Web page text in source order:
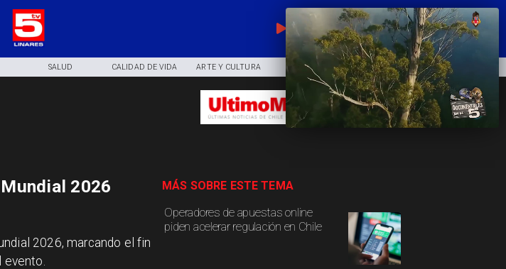
EN VIVO
SALUD CALIDAD DE VIDA ARTE Y CULTURA COMUNIDAD DEPORTES
Operadores de apuestas online
piden acelerar regulación en Chile
MÁS SOBRE ESTE TEMA
2026
2026, marcando el fin